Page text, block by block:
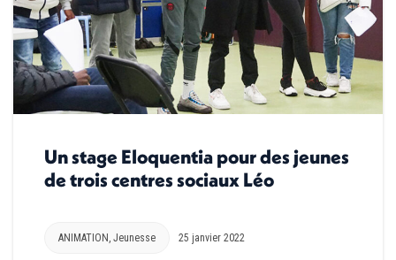
Un stage Eloquentia pour des jeunes
de trois centres sociaux Léo
ANIMATION, Jeunesse 25 janvier 2022